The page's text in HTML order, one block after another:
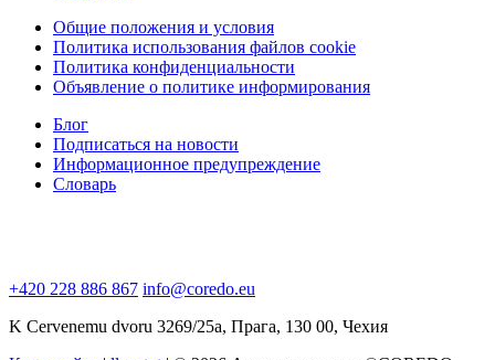
Общие положения и условия
Политика использования файлов cookie
Политика конфиденциальности
Объявление о политике информирования
Блог
Подписаться на новости
Информационное предупреждение
Словарь
+420 228 886 867 info@coredo.eu
K Cervenemu dvoru 3269/25a, Прага, 130 00, Чехия